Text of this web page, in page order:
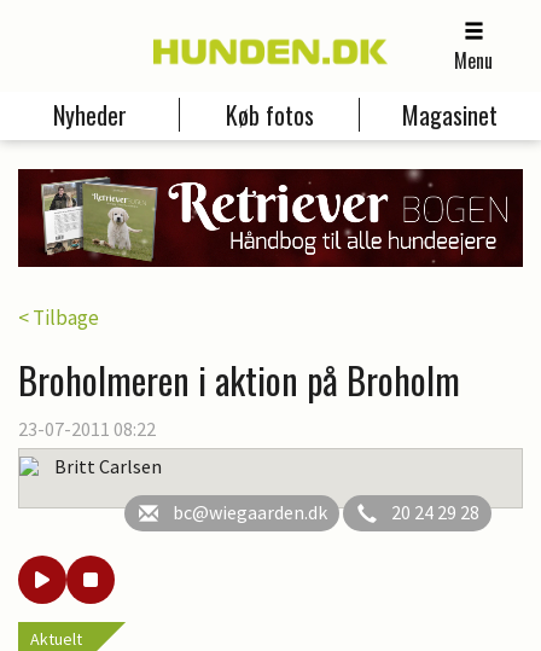
Menu
Nyheder Køb fotos Magasinet
< Tilbage
Broholmeren i aktion på Broholm
23-07-2011 08:22
Britt Carlsen
bc@wiegaarden.dk
20 24 29 28
Aktuelt